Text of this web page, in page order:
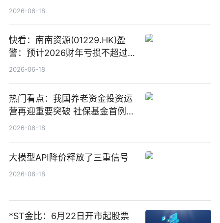
“量质并重”
2026-06-18
快看：南南资源(01229.HK)盈
警：预计2026财年亏损不超过
1000万港元
2026-06-18
热门看点：我国养老资金投资运
营再迎重要突破 社保基金首例期
货账户完成开立
2026-06-18
大模型API降价释放了三重信号
2026-06-18
*ST金比：6月22日开市起股票